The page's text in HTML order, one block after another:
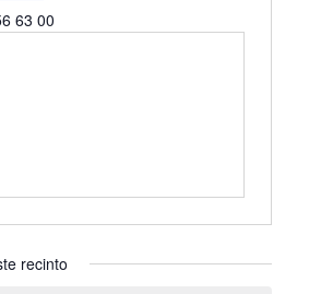
63 00
recinto